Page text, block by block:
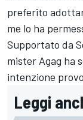
preferito
me lo ha
Supportato da
mister Agag ha
intenzione
Leggi